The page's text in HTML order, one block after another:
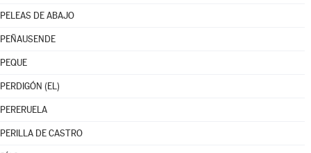
PELEAS DE ABAJO
PEÑAUSENDE
PEQUE
PERDIGÓN (EL)
PERERUELA
PERILLA DE CASTRO